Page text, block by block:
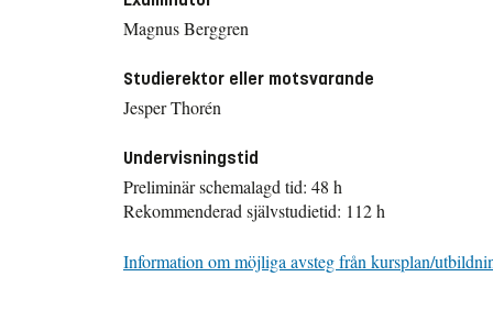
Magnus Berggren
Studierektor eller motsvarande
Jesper Thorén
Undervisningstid
Preliminär schemalagd tid: 48 h
Rekommenderad självstudietid: 112 h
Information om möjliga avsteg från kursplan/